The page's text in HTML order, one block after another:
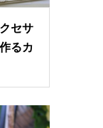
セサ
るカ